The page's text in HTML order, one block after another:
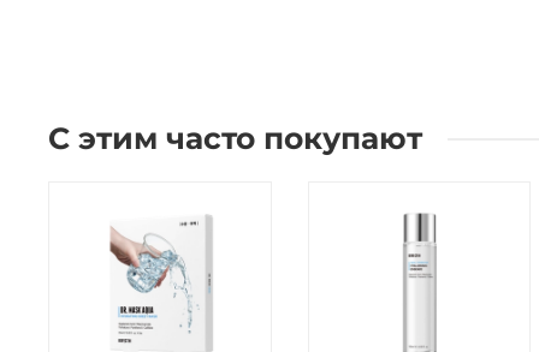
С этим часто покупают